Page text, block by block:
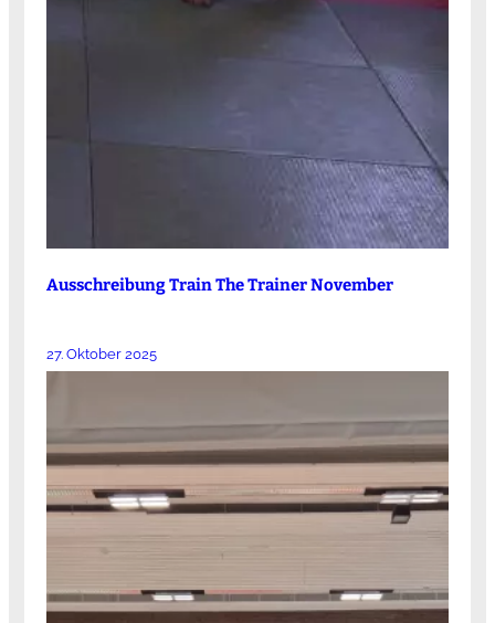
Ausschreibung Train The Trainer November
27. Oktober 2025